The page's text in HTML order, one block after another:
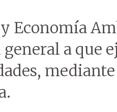
Economía
a que
mediante